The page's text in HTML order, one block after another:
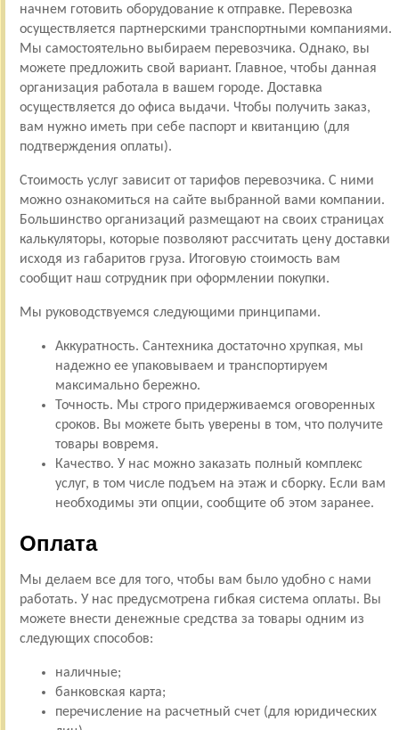
начнем готовить оборудование к отправке. Перевозка
осуществляется партнерскими транспортными компаниями.
Мы самостоятельно выбираем перевозчика. Однако, вы
можете предложить свой вариант. Главное, чтобы данная
организация работала в вашем городе. Доставка
осуществляется до офиса выдачи. Чтобы получить заказ,
вам нужно иметь при себе паспорт и квитанцию (для
подтверждения оплаты).
Стоимость услуг зависит от тарифов перевозчика. С ними
можно ознакомиться на сайте выбранной вами компании.
Большинство организаций размещают на своих страницах
калькуляторы, которые позволяют рассчитать цену доставки
исходя из габаритов груза. Итоговую стоимость вам
сообщит наш сотрудник при оформлении покупки.
Мы руководствуемся следующими принципами.
Аккуратность. Сантехника достаточно хрупкая, мы
надежно ее упаковываем и транспортируем
максимально бережно.
Точность. Мы строго придерживаемся оговоренных
сроков. Вы можете быть уверены в том, что получите
товары вовремя.
Качество. У нас можно заказать полный комплекс
услуг, в том числе подъем на этаж и сборку. Если вам
необходимы эти опции, сообщите об этом заранее.
Оплата
Мы делаем все для того, чтобы вам было удобно с нами
работать. У нас предусмотрена гибкая система оплаты. Вы
можете внести денежные средства за товары одним из
следующих способов:
наличные;
банковская карта;
перечисление на расчетный счет (для юридических